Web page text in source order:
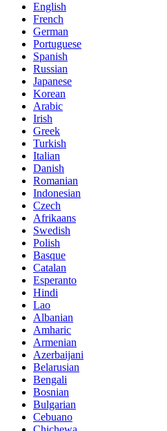
English
French
German
Portuguese
Spanish
Russian
Japanese
Korean
Arabic
Irish
Greek
Turkish
Italian
Danish
Romanian
Indonesian
Czech
Afrikaans
Swedish
Polish
Basque
Catalan
Esperanto
Hindi
Lao
Albanian
Amharic
Armenian
Azerbaijani
Belarusian
Bengali
Bosnian
Bulgarian
Cebuano